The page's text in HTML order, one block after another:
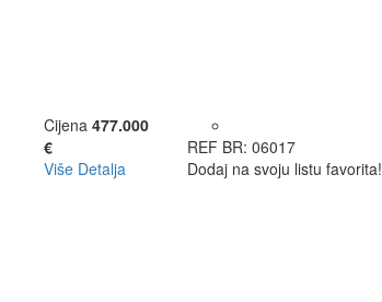
Cijena 477.000
€
Više Detalja
REF BR: 06017
Dodaj na svoju listu favorita!